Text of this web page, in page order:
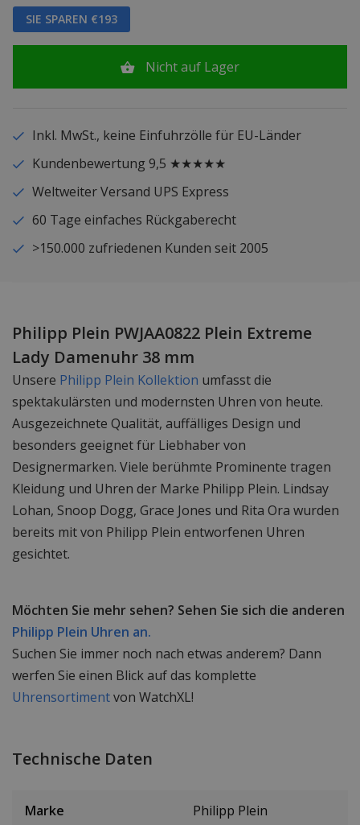
SIE SPAREN €193
Nicht auf Lager
Inkl. MwSt., keine Einfuhrzölle für EU-Länder
Kundenbewertung 9,5 ★★★★★
Weltweiter Versand UPS Express
60 Tage einfaches Rückgaberecht
>150.000 zufriedenen Kunden seit 2005
Philipp Plein PWJAA0822 Plein Extreme
Lady Damenuhr 38 mm
Unsere Philipp Plein Kollektion umfasst die
spektakulärsten und modernsten Uhren von heute.
Ausgezeichnete Qualität, auffälliges Design und
besonders geeignet für Liebhaber von
Designermarken. Viele berühmte Prominente tragen
Kleidung und Uhren der Marke Philipp Plein. Lindsay
Lohan, Snoop Dogg, Grace Jones und Rita Ora wurden
bereits mit von Philipp Plein entworfenen Uhren
gesichtet.
Möchten Sie mehr sehen? Sehen Sie sich die anderen
Philipp Plein Uhren an.
Suchen Sie immer noch nach etwas anderem? Dann
werfen Sie einen Blick auf das komplette
Uhrensortimentvon WatchXL!
Technische Daten
Marke Philipp Plein